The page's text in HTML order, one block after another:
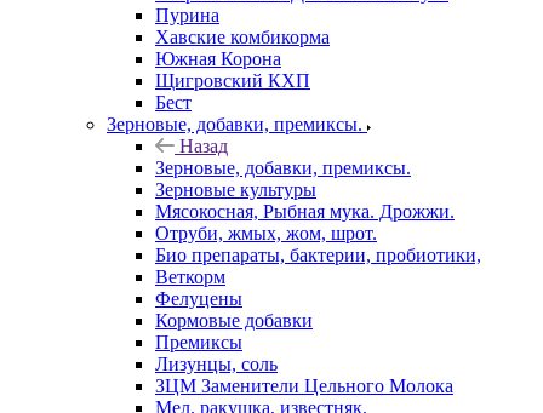
Пурина
Хавские комбикорма
Южная Корона
Щигровский КХП
Бест
Зерновые, добавки, премиксы.
Назад
Зерновые, добавки, премиксы.
Зерновые культуры
Мясокосная, Рыбная мука. Дрожжи.
Отруби, жмых, жом, шрот.
Био препараты, бактерии, пробиотики,
Веткорм
Фелуцены
Кормовые добавки
Премиксы
Лизунцы, соль
ЗЦМ Заменители Цельного Молока
Мел, ракушка, известняк.